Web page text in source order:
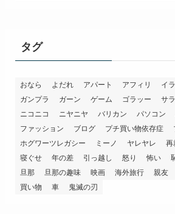
タグ
おなら よだれ アパート アフィリ イ
ガンプラ
ガーン ゲーム ゴラッー サ
ニコニコ
ニヤニヤ バリカン パソコン
ファッション
ブログ プチ買い物依存症
ホグワーツレガシー
ミーノ ヤレヤレ 再
寝ぐせ
年の差 引っ越し 怒り 怖い
旦那
旦那の趣味 映画 海外旅行 親友
買い物
車 鬼滅の刃